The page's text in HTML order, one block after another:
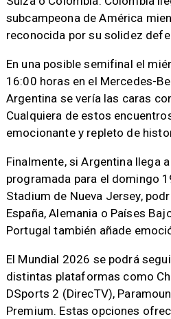
subcampeona de América
reconocida por su solidez
En una posible semifinal el
16:00 horas en el Mercedes-
Argentina se vería las caras
Cualquiera de estos
emocionante y repleto de
Finalmente, si Argentina llega
programada para el domingo
Stadium de Nueva Jersey,
España, Alemania o Países
Portugal también añade
El Mundial 2026 se podrá
distintas plataformas como
DSports 2 (DirecTV),
Premium. Estas opciones